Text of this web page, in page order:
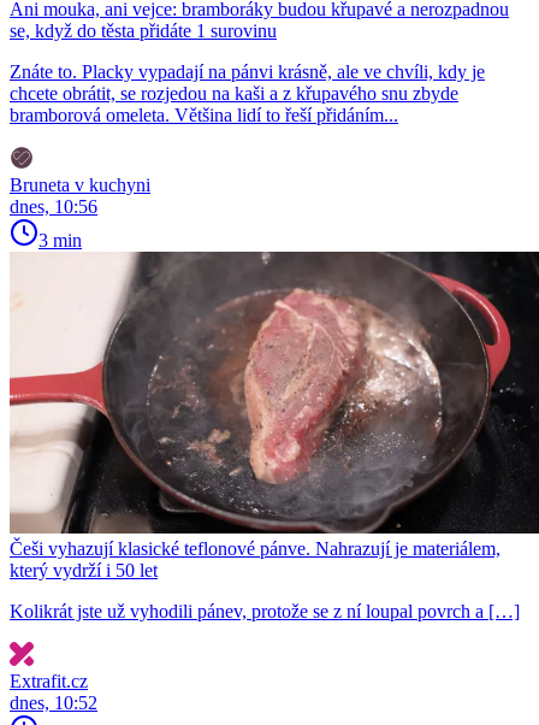
Ani mouka, ani vejce: bramboráky budou křupavé a nerozpadnou
se, když do těsta přidáte 1 surovinu
Znáte to. Placky vypadají na pánvi krásně, ale ve chvíli, kdy je
chcete obrátit, se rozjedou na kaši a z křupavého snu zbyde
bramborová omeleta. Většina lidí to řeší přidáním...
Bruneta v kuchyni
dnes, 10:56
3 min
Češi vyhazují klasické teflonové pánve. Nahrazují je materiálem,
který vydrží i 50 let
Kolikrát jste už vyhodili pánev, protože se z ní loupal povrch a […]
Extrafit.cz
dnes, 10:52